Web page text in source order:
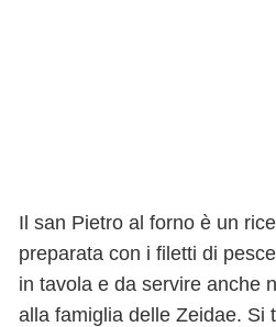
Il san Pietro al forno è un
preparata con i filetti di
in tavola e da servire anche
alla famiglia delle Zeidae. Si